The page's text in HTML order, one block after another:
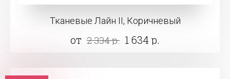
Тканевые Лайн II, Коричневый
от 2 334 р. 1 634 р.